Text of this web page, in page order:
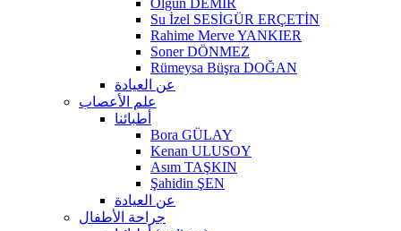
Su İzel SESİGÜR ERÇETİN
Rahime Merve YANKIER
Soner DÖNMEZ
Rümeysa Büşra DOĞAN
عن العيادة
علم الأعصاب
أطبائنا
Bora GÜLAY
Kenan ULUSOY
Asım TAŞKIN
Şahidin ŞEN
عن العيادة
جراحة الأطفال